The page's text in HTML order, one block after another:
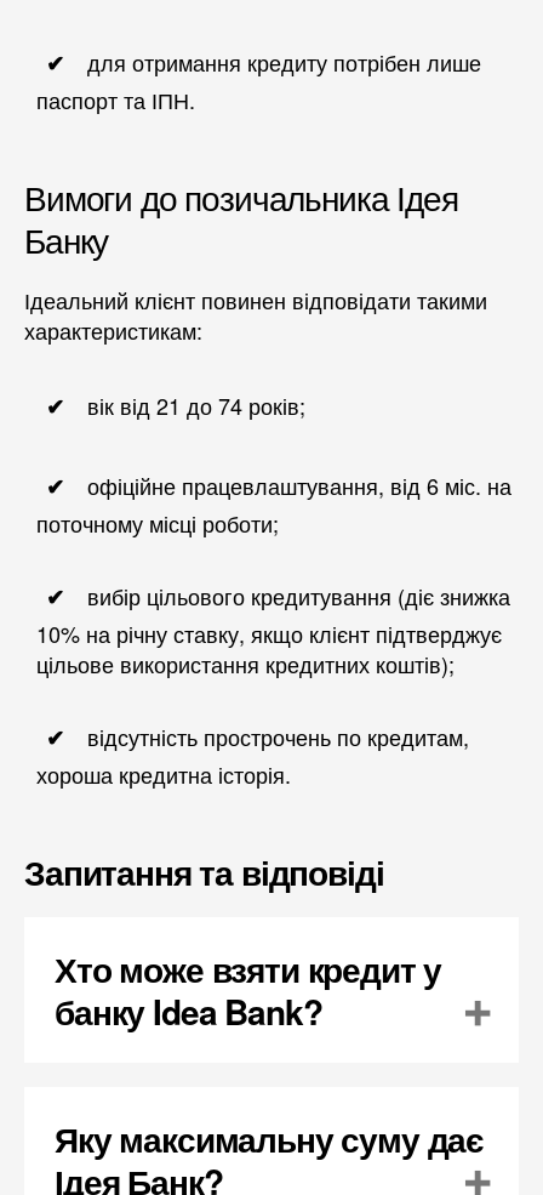
для отримання кредиту потрібен лише
паспорт та ІПН.
Вимоги до позичальника Ідея
Банку
Ідеальний клієнт повинен відповідати такими
характеристикам:
вік від 21 до 74 років;
офіційне працевлаштування, від 6 міс. на
поточному місці роботи;
вибір цільового кредитування (діє знижка
10% на річну ставку, якщо клієнт підтверджує
цільове використання кредитних коштів);
відсутність прострочень по кредитам,
хороша кредитна історія.
Запитання та відповіді
Хто може взяти кредит у
банку Idea Bank?
Яку максимальну суму дає
Ідея Банк?